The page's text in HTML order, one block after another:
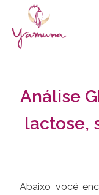
Análise
lactose,
Abaixo você